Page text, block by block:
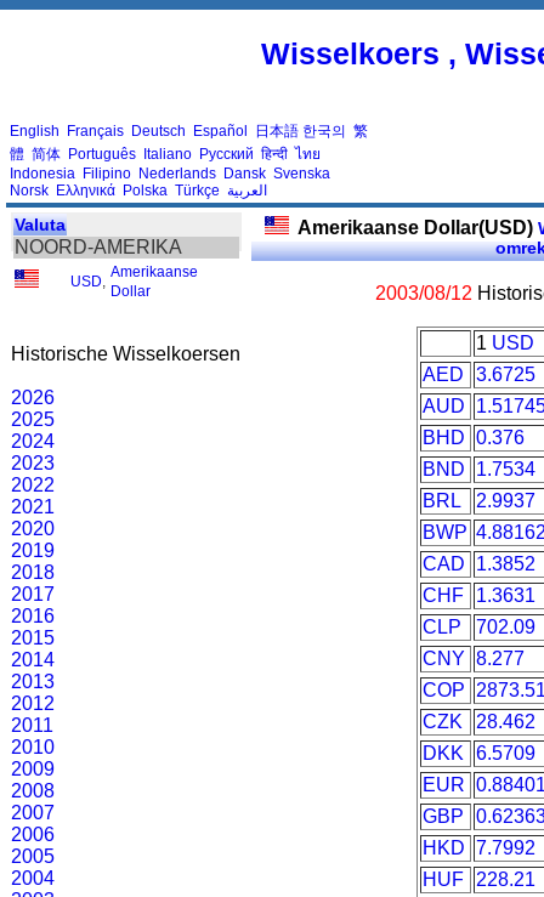
Wisselkoers ,
English Français Deutsch Español 日本語 한국의 繁
體 简体 Português Italiano Русский हिन्दी ไทย
Indonesia Filipino Nederlands Dansk Svenska
Norsk Ελληνικά Polska Türkçe العربية
Valuta
NOORD-AMERIKA
USD
Amerikaanse
Dollar
Historische Wisselkoersen
2026
2025
2024
2023
2022
2021
2020
2019
2018
2017
2016
2015
2014
2013
2012
2011
2010
2009
2008
2007
2006
2005
2004
Amerikaanse Dollar(USD)
2003/08/12
1 USD
AED
3.6725
AUD
BHD 0.376
BND
1.7534
BRL
2.9937
BWP
CAD
1.3852
CHF
1.3631
CLP
702.09
CNY 8.277
COP
CZK
28.462
DKK
6.5709
EUR
GBP
HKD 7.7992
HUF
228.21